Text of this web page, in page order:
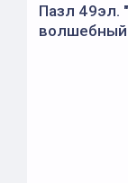
Пазл 49эл.